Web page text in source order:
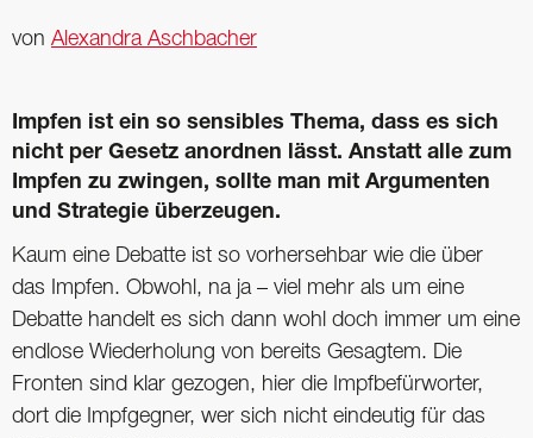
von Alexandra Aschbacher
Impfen ist ein so sensibles Thema, dass es sich
nicht per Gesetz anordnen lässt. Anstatt alle zum
Impfen zu zwingen, sollte man mit Argumenten
und Strategie überzeugen.
Kaum eine Debatte ist so vorhersehbar wie die über
das Impfen. Obwohl, na ja – viel mehr als um eine
Debatte handelt es sich dann wohl doch immer um eine
endlose Wiederholung von bereits Gesagtem. Die
Fronten sind klar gezogen, hier die Impfbefürworter,
dort die Impfgegner, wer sich nicht eindeutig für das